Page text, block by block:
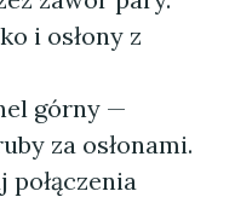
i osłony z
górny —
za osłonami.